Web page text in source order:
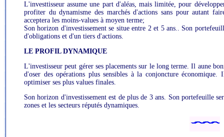
L'investtisseur assume une part d'aléas, mais limitée, pour
profiter du dynamisme des marchés d'actions sans pour autant
acceptera les moins-values à moyen terme;
Son horizon d'investissement se situe entre 2 et 5 ans.. Son
d'obligations et d'un tiers d'actions.
LE PROFIL DYNAMIQUE
L'investisseur peut gérer ses placements sur le long terme. Il aune
d'oser des opérations plus sensibles à la conjoncture
optimiser ses plus values finales.
Son horizon d'investissement est de plus de 3 ans. Son portefeuille
zones et les secteurs réputés dynamiques.